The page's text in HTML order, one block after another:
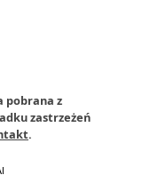
pobrana z
zastrzeżeń
.